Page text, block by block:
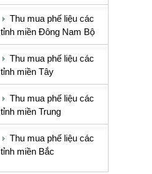
Thu mua phế liệu các
tỉnh miền Đông Nam Bộ
Thu mua phế liệu các
tỉnh miền Tây
Thu mua phế liệu các
tỉnh miền Trung
Thu mua phế liệu các
tỉnh miền Bắc